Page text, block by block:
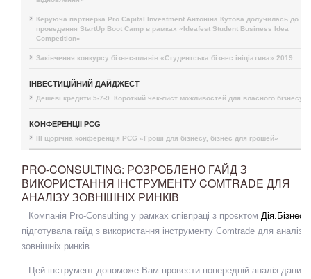
Керуюча партнерка Pro Capital Investment Антоніна Кутова долучилась до
проведення StartUp Boot Camp в рамках «Ideafest Student Business Idea
Competition»
Закінчення конкурсу бізнес-планів «Студентська бізнес ініціатива» 2019
ІНВЕСТИЦІЙНИЙ ДАЙДЖЕСТ
Дешеві кредити 5-7-9. Короткий чек-лист можливостей для власного бізнесу
КОНФЕРЕНЦІЇ PCG
III щорічна конференція PCG «Гроші для бізнесу, бізнес для грошей»
PRO-CONSULTING: РОЗРОБЛЕНО ГАЙД З
ВИКОРИСТАННЯ ІНСТРУМЕНТУ COMTRADE ДЛЯ
АНАЛІЗУ ЗОВНІШНІХ РИНКІВ
Компанія Pro-Consulting у рамках співпраці з проєктом Дія.Бізнес
підготувала гайд з використання інструменту Comtrade для аналізу
зовнішніх ринків.
Цей інструмент допоможе Вам провести попередній аналіз даних